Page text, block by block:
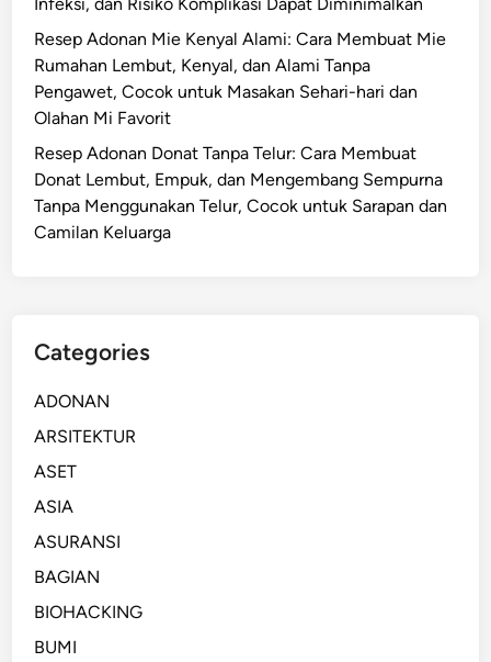
Resep Adonan Mie Kenyal Alami: Cara Membuat Mie
Rumahan Lembut, Kenyal, dan Alami Tanpa
Pengawet, Cocok untuk Masakan Sehari-hari dan
Olahan Mi Favorit
Resep Adonan Donat Tanpa Telur: Cara Membuat
Donat Lembut, Empuk, dan Mengembang Sempurna
Tanpa Menggunakan Telur, Cocok untuk Sarapan dan
Camilan Keluarga
Categories
ADONAN
ARSITEKTUR
ASET
ASIA
ASURANSI
BAGIAN
BIOHACKING
BUMI